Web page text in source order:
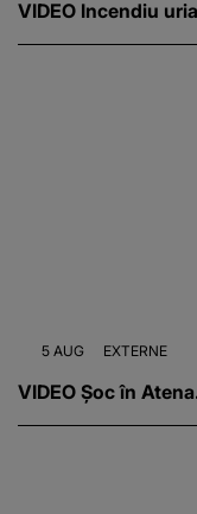
VIDEO Incendiu
5 AUG EXTERNE
VIDEO Șoc în